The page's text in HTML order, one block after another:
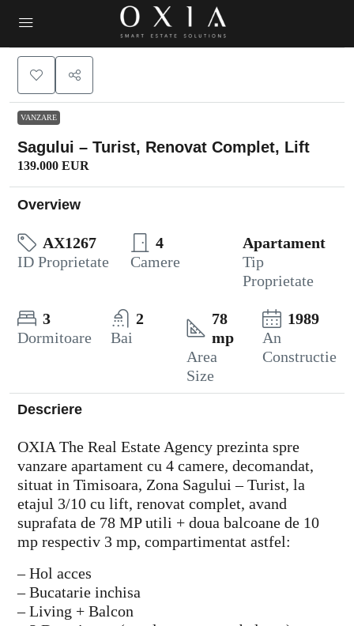
VANZARE
Sagului – Turist, Renovat Complet, Lift
139.000 EUR
Overview
AX1267
ID Proprietate
4
Camere
Apartament
Tip
Proprietate
3
Dormitoare
2
Bai
78
mp
Area
Size
1989
An
Constructie
Descriere
OXIA The Real Estate Agency prezinta spre
vanzare apartament cu 4 camere, decomandat,
situat in Timisoara, Zona Sagului – Turist, la
etajul 3/10 cu lift, renovat complet, avand
suprafata de 78 MP utili + doua balcoane de 10
mp respectiv 3 mp, compartimentat astfel:
– Hol acces
– Bucatarie inchisa
– Living + Balcon